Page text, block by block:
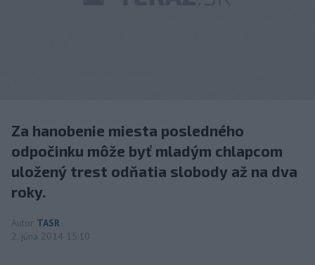
Za hanobenie miesta posledného
odpočinku môže byť mladým chlapcom
uložený trest odňatia slobody až na dva
roky.
Autor TASR
2. júna 2014 15:10